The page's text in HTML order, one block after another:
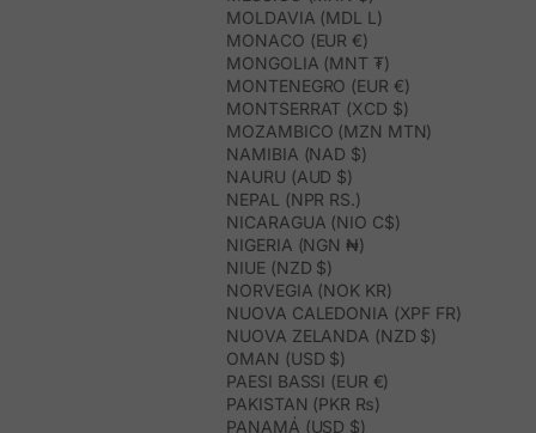
MOLDAVIA (MDL L)
MONACO (EUR €)
MONGOLIA (MNT ₮)
MONTENEGRO (EUR €)
MONTSERRAT (XCD $)
MOZAMBICO (MZN MTN)
NAMIBIA (NAD $)
NAURU (AUD $)
NEPAL (NPR RS.)
NICARAGUA (NIO C$)
NIGERIA (NGN ₦)
NIUE (NZD $)
NORVEGIA (NOK KR)
NUOVA CALEDONIA (XPF FR)
NUOVA ZELANDA (NZD $)
OMAN (USD $)
PAESI BASSI (EUR €)
PAKISTAN (PKR ₨)
PANAMÁ (USD $)